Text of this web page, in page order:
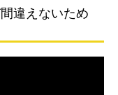
違えないため